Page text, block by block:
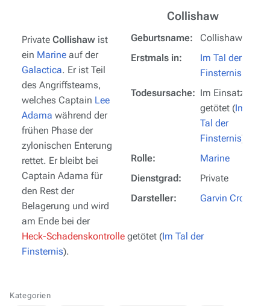
Collishaw
Geburtsname:
Collishaw
Erstmals in:
Im Tal der
Finsternis
Todesursache: Im Einsatz
getötet (Im
Tal der
Finsternis)
Rolle:
Marine
Dienstgrad:
Private
Darsteller:
Garvin Cross
Private Collishaw ist
ein Marine auf der
Galactica. Er ist Teil
des Angriffsteams,
welches Captain Lee
Adama während der
frühen Phase der
zylonischen Enterung
rettet. Er bleibt bei
Captain Adama für
den Rest der
Belagerung und wird
am Ende bei der
Heck-Schadenskontrolle getötet (Im Tal der
Finsternis).
Kategorien